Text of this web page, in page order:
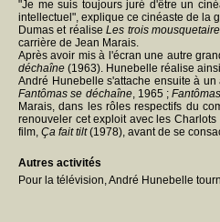
"Je me suis toujours juré d'être un
intellectuel", explique ce cinéaste de la
Dumas et réaliseLes trois
carrière de Jean Marais.
Après avoir mis à l'écran une autre
déchaîne (1963). Hunebelle réalise
André Hunebelle s'attache ensuite à
Fantômas se déchaîne, 1965 ;
Marais, dans les rôles respectifs du
renouveler cet exploit avec les Charlots
film, Ça fait tilt(1978), avant de se
Autres activités
Pour la télévision, André Hunebelle